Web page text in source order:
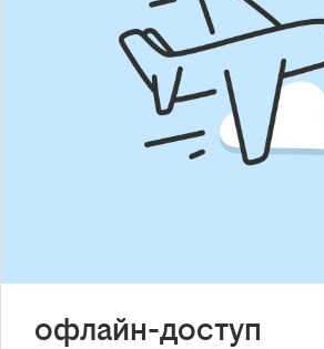
офлайн-доступ